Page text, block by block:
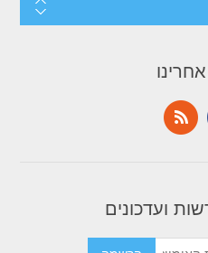
ועדכונים